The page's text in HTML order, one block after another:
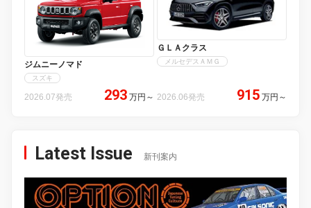
ジムニーノマド
スズキ
2026.07発売 293 万円 ～
ＧＬＡクラス
メルセデスＡＭＧ
2026.06発売 915 万円 ～
Latest Issue 新刊案内